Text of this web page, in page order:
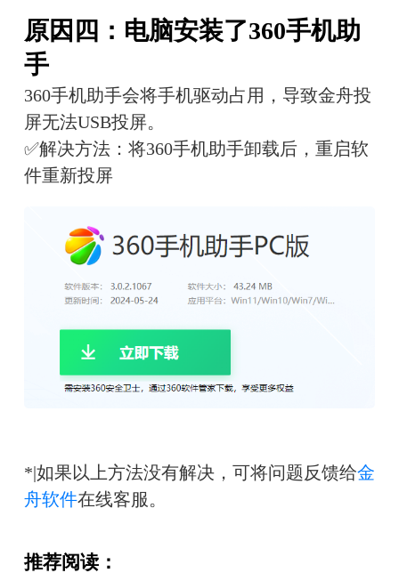
原因四：电脑安装了360手机助
手
360手机助手会将手机驱动占用，导致金舟投
屏无法USB投屏。
✅解决方法：将360手机助手卸载后，重启软
件重新投屏
*|如果以上方法没有解决，可将问题反馈给金
舟软件在线客服。
推荐阅读：